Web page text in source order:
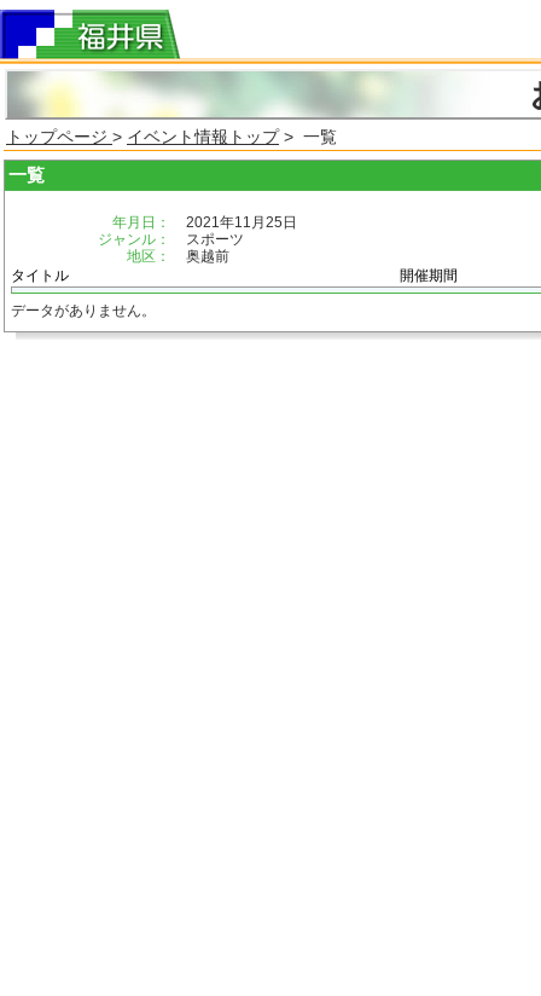
トップページ > イベント情報トップ> 一覧
一覧
年月日：
2021年11月25日
ジャンル：
スポーツ
地区：
奥越前
タイトル
開催期間
データがありません。